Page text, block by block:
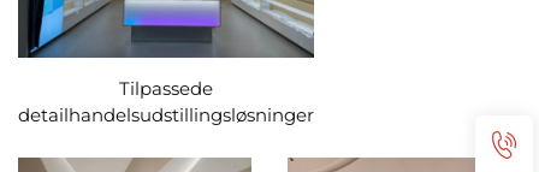
Tilpassede
detailhandelsudstillingsløsninger